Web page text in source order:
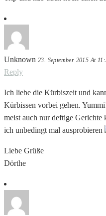
Unknown 23. September 2015 At
Reply
Ich liebe die Kürbiszeit und
Kürbissen vorbei gehen.
meist auch nur deftige Gerichte
ich unbedingt mal ausprobieren
Liebe Grüße
Dörthe